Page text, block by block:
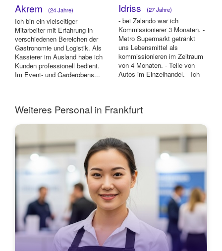
Akrem (24 Jahre)
Ich bin ein vielseitiger
Mitarbeiter mit Erfahrung in
verschiedenen Bereichen der
Gastronomie und Logistik. Als
Kassierer im Ausland habe ich
Kunden professionell bedient.
Im Event- und Garderobens...
Idriss (27 Jahre)
- bei Zalando war ich
Kommissionierer 3 Monaten. -
Metro Supermarkt getränkt
uns Lebensmittel als
kommissionieren im Zeitraum
von 4 Monaten. - Teile von
Autos im Einzelhandel. - Ich
Weiteres Personal in Frankfurt